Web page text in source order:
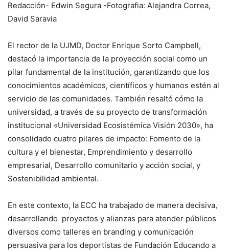
Redacción- Edwin Segura -Fotografia: Alejandra Correa,
David Saravia
El rector de la UJMD, Doctor Enrique Sorto Campbell,
destacó la importancia de la proyección social como un
pilar fundamental de la institución, garantizando que los
conocimientos académicos, científicos y humanos estén al
servicio de las comunidades. También resaltó cómo la
universidad, a través de su proyecto de transformación
institucional «Universidad Ecosistémica Visión 2030», ha
consolidado cuatro pilares de impacto: Fomento de la
cultura y el bienestar, Emprendimiento y desarrollo
empresarial, Desarrollo comunitario y acción social, y
Sostenibilidad ambiental.
En este contexto, la ECC ha trabajado de manera decisiva,
desarrollando proyectos y alianzas para atender públicos
diversos como talleres en branding y comunicación
persuasiva para los deportistas de Fundación Educando a